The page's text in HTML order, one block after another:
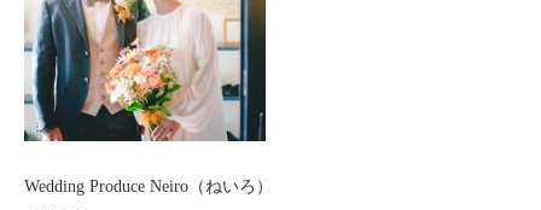
Wedding Produce Neiro（ねいろ）